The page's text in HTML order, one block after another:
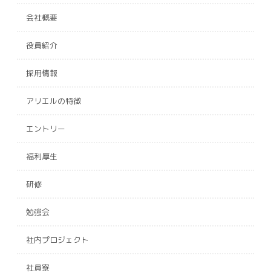
会社概要
役員紹介
採用情報
アリエルの特徴
エントリー
福利厚生
研修
勉強会
社内プロジェクト
社員寮